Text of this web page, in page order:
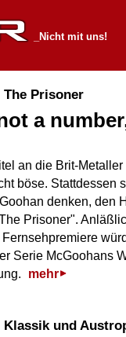
_Nicht mit uns!
The Prisoner
a
an die Brit-
böse. Stattdessen
denken, den
Prisoner".
Serie McGoohans
mehr
Klassik und